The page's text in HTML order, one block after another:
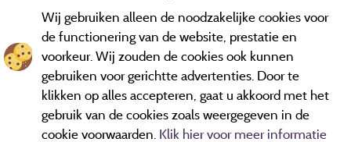
Beoordelingen die niet ouder zijn dan drie jaar en een controle
hebben ondergaan.Meer informatie
Wij gebruiken alleen de noodzakelijke cookies voor
de functionering van de website, prestatie en
voorkeur. Wij zouden de cookies ook kunnen
gebruiken voor gerichtte advertenties. Door te
klikken op alles accepteren, gaat u akkoord met het
gebruik van de cookies zoals weergegeven in de
cookie voorwaarden. Klik hier voor meer informatie